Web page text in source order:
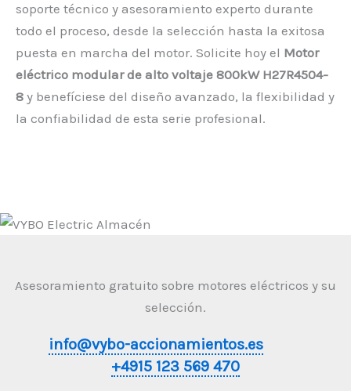
soporte técnico y asesoramiento experto durante
todo el proceso, desde la selección hasta la exitosa
puesta en marcha del motor. Solicite hoy el Motor
eléctrico modular de alto voltaje 800kW H27R4504-
8 y benefíciese del diseño avanzado, la flexibilidad y
la confiabilidad de esta serie profesional.
Asesoramiento gratuito sobre motores eléctricos y su
selección.
info@vybo-accionamientos.es
+4915 123 569 470